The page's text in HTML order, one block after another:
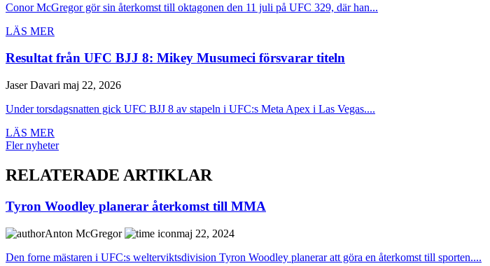
Conor McGregor gör sin återkomst till oktagonen den 11 juli på UFC 329, där han...
LÄS MER
Resultat från UFC BJJ 8: Mikey Musumeci försvarar titeln
Jaser Davari maj 22, 2026
Under torsdagsnatten gick UFC BJJ 8 av stapeln i UFC:s Meta Apex i Las Vegas....
LÄS MER
Fler nyheter
RELATERADE ARTIKLAR
Tyron Woodley planerar återkomst till MMA
Anton McGregor
maj 22, 2024
Den forne mästaren i UFC:s welterviktsdivision Tyron Woodley planerar att göra en återkomst till sporten....